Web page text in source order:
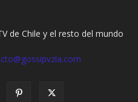
de Chile y el resto del mundo